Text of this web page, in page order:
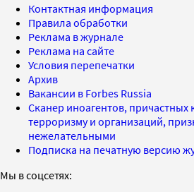
Контактная информация
Правила обработки
Реклама в журнале
Реклама на сайте
Условия перепечатки
Архив
Вакансии в Forbes Russia
Сканер иноагентов, причастных
терроризму и организаций,
нежелательными
Подписка на печатную версию
Мы в соцсетях: